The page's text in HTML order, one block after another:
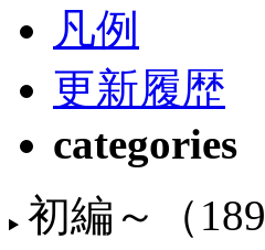
凡例
更新履歴
categories
初編～（